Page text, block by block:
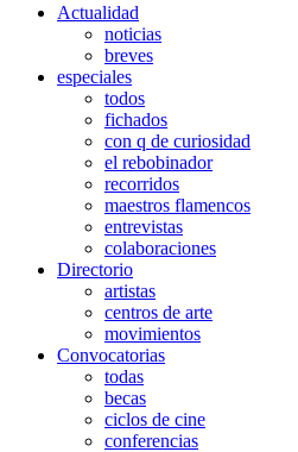
Actualidad
noticias
breves
especiales
todos
fichados
con q de curiosidad
el rebobinador
recorridos
maestros flamencos
entrevistas
colaboraciones
Directorio
artistas
centros de arte
movimientos
Convocatorias
todas
becas
ciclos de cine
conferencias